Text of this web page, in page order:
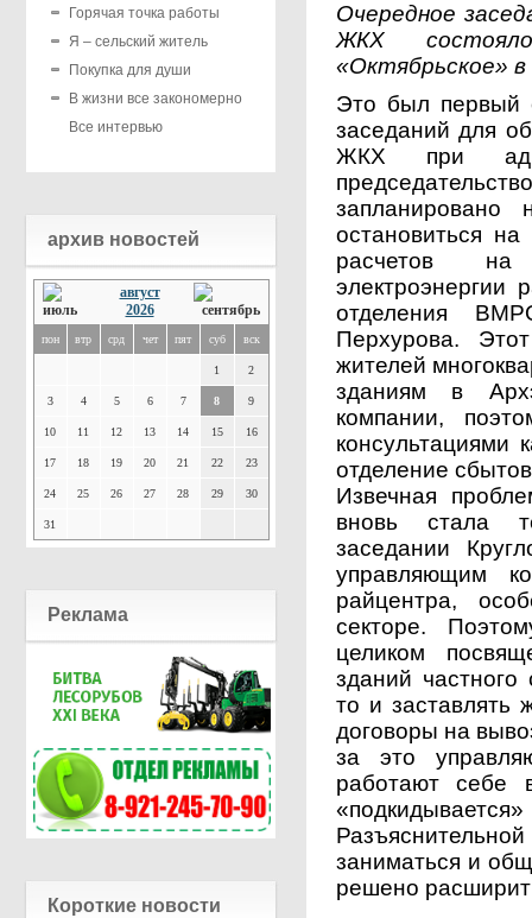
Горячая точка работы
Я – сельский житель
Покупка для души
В жизни все закономерно
Все интервью
архив новостей
август
2026
пон втр срд чет пят суб вск
1 2
3 4 5 6 7 8 9
10 11 12 13 14 15 16
17 18 19 20 21 22 23
24 25 26 27 28 29 30
31
Реклама
Короткие новости
Очередное
ЖКХ
«Октябрьское» в
Это был первый
заседаний для
ЖКХ при
запланировано
остановиться
расчетов на
электроэнергии
отделения
Перхурова.
жителей
зданиям в
компании,
консультациями
отделение
Извечная
вновь стала
заседании
управляющим
райцентра,
секторе.
целиком
зданий
то и заставлять
договоры на
за это
работают себе
заниматься и
решено